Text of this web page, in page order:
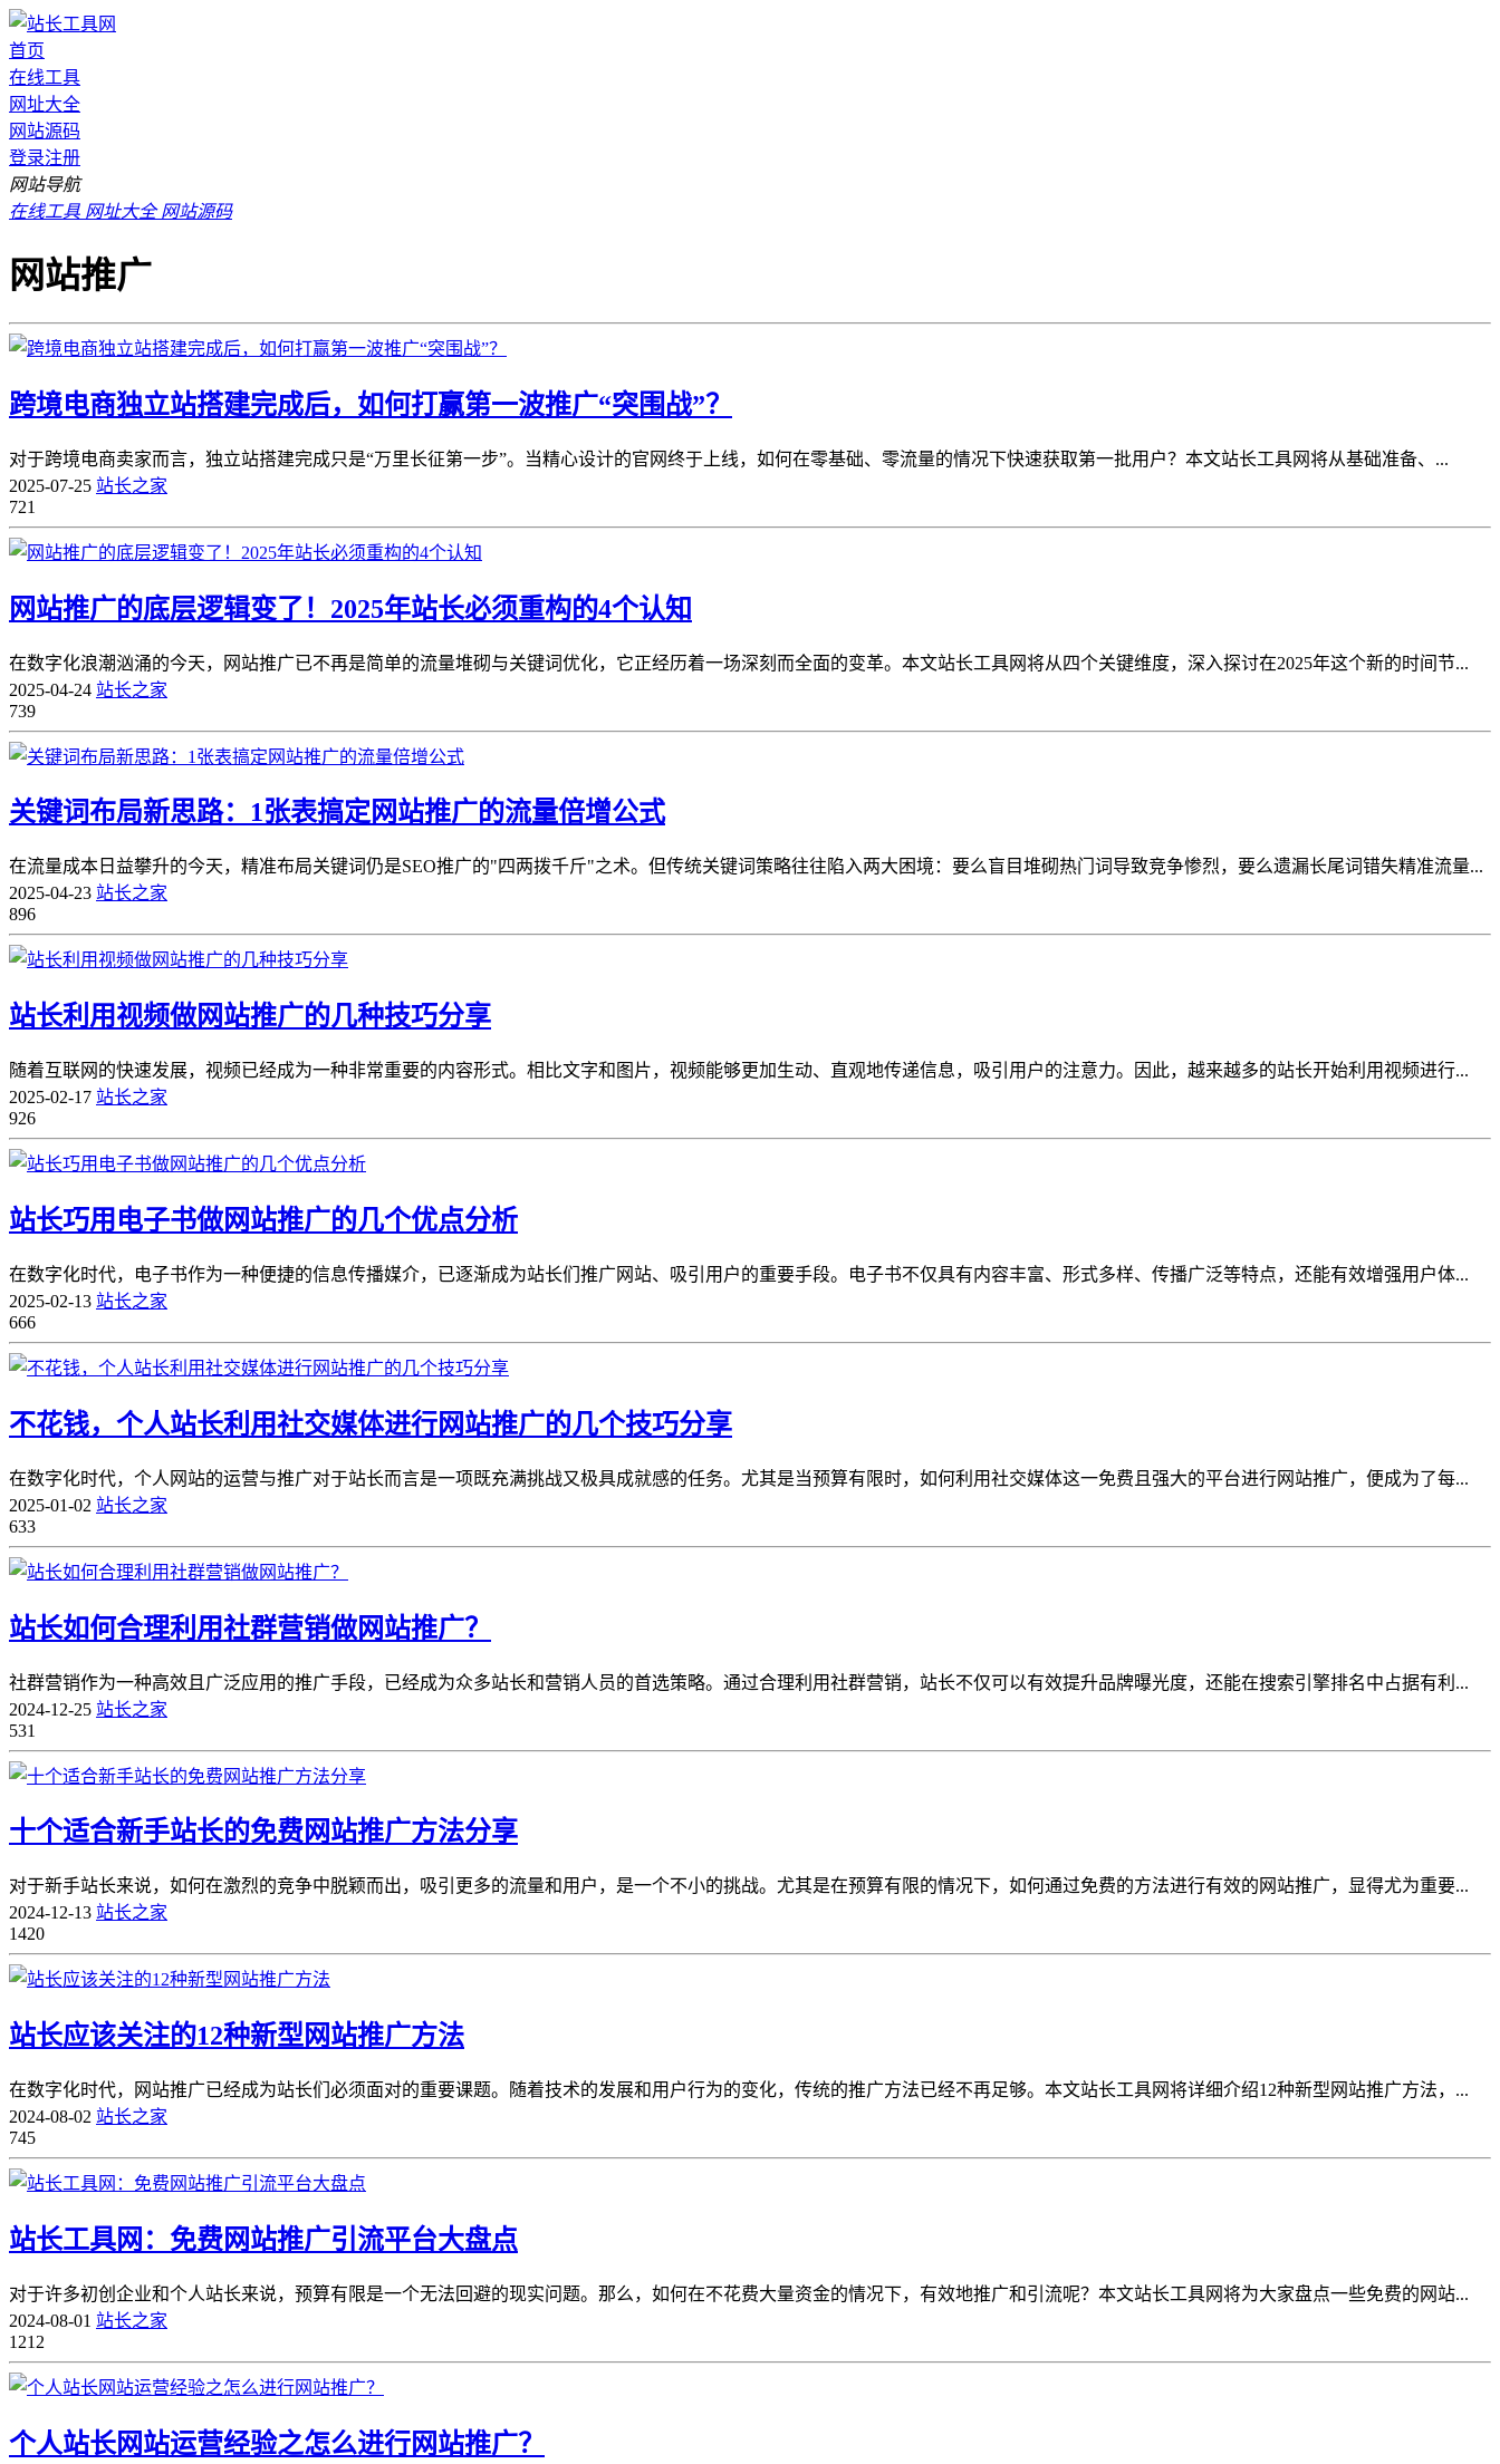
首页
在线工具
网址大全
网站源码
登录注册
网站导航
在线工具 网址大全 网站源码
网站推广
跨境电商独立站搭建完成后，如何打赢第一波推广“突围战”？
对于跨境电商卖家而言，独立站搭建完成只是“万里长征第一步”。当精心设计的官网终于上线，如何在零基础、零流量的情况下快速获取第一批用户？本文站长工具网将从基础准备、...
2025-07-25 站长之家
721
网站推广的底层逻辑变了！2025年站长必须重构的4个认知
在数字化浪潮汹涌的今天，网站推广已不再是简单的流量堆砌与关键词优化，它正经历着一场深刻而全面的变革。本文站长工具网将从四个关键维度，深入探讨在2025年这个新的时间节...
2025-04-24 站长之家
739
关键词布局新思路：1张表搞定网站推广的流量倍增公式
在流量成本日益攀升的今天，精准布局关键词仍是SEO推广的"四两拨千斤"之术。但传统关键词策略往往陷入两大困境：要么盲目堆砌热门词导致竞争惨烈，要么遗漏长尾词错失精准流量...
2025-04-23 站长之家
896
站长利用视频做网站推广的几种技巧分享
随着互联网的快速发展，视频已经成为一种非常重要的内容形式。相比文字和图片，视频能够更加生动、直观地传递信息，吸引用户的注意力。因此，越来越多的站长开始利用视频进行...
2025-02-17 站长之家
926
站长巧用电子书做网站推广的几个优点分析
在数字化时代，电子书作为一种便捷的信息传播媒介，已逐渐成为站长们推广网站、吸引用户的重要手段。电子书不仅具有内容丰富、形式多样、传播广泛等特点，还能有效增强用户体...
2025-02-13 站长之家
666
不花钱，个人站长利用社交媒体进行网站推广的几个技巧分享
在数字化时代，个人网站的运营与推广对于站长而言是一项既充满挑战又极具成就感的任务。尤其是当预算有限时，如何利用社交媒体这一免费且强大的平台进行网站推广，便成为了每...
2025-01-02 站长之家
633
站长如何合理利用社群营销做网站推广？
社群营销作为一种高效且广泛应用的推广手段，已经成为众多站长和营销人员的首选策略。通过合理利用社群营销，站长不仅可以有效提升品牌曝光度，还能在搜索引擎排名中占据有利...
2024-12-25 站长之家
531
十个适合新手站长的免费网站推广方法分享
对于新手站长来说，如何在激烈的竞争中脱颖而出，吸引更多的流量和用户，是一个不小的挑战。尤其是在预算有限的情况下，如何通过免费的方法进行有效的网站推广，显得尤为重要...
2024-12-13 站长之家
1420
站长应该关注的12种新型网站推广方法
在数字化时代，网站推广已经成为站长们必须面对的重要课题。随着技术的发展和用户行为的变化，传统的推广方法已经不再足够。本文站长工具网将详细介绍12种新型网站推广方法，...
2024-08-02 站长之家
745
站长工具网：免费网站推广引流平台大盘点
对于许多初创企业和个人站长来说，预算有限是一个无法回避的现实问题。那么，如何在不花费大量资金的情况下，有效地推广和引流呢？本文站长工具网将为大家盘点一些免费的网站...
2024-08-01 站长之家
1212
个人站长网站运营经验之怎么进行网站推广？